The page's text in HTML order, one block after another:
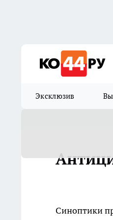
Эксклюзив
Синоптики